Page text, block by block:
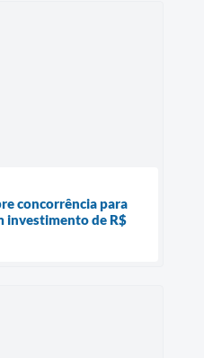
concorrência para
investimento de R$